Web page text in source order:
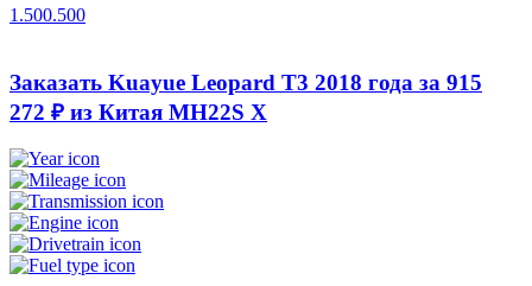
1.500.500
Заказать Kuayue Leopard T3 2018 года за 915
272 ₽ из Китая MH22S X